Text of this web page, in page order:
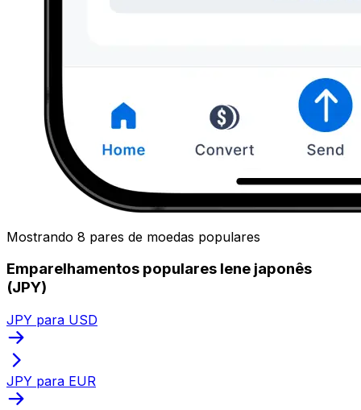
Mostrando 8 pares de moedas populares
Emparelhamentos populares Iene japonês
(JPY)
JPY para USD
JPY para EUR